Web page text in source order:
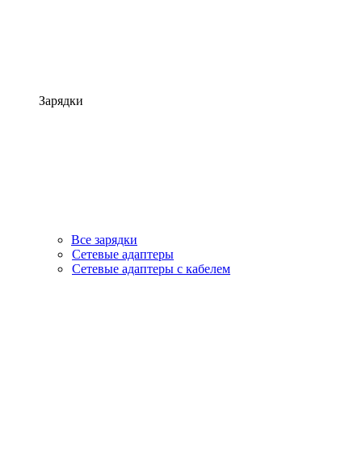
Зарядки
Все зарядки
Сетевые адаптеры
Сетевые адаптеры с кабелем